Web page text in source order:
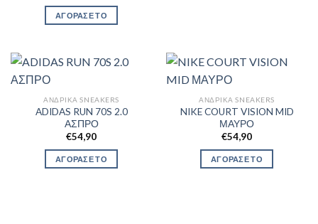
ΑΓΟΡΑΣΕ ΤΟ
ΑΝΔΡΙΚΆ SNEAKERS
ADIDAS RUN 70S 2.0
ΑΣΠΡΟ
€54,90
ΑΓΟΡΑΣΕ ΤΟ
ΑΝΔΡΙΚΆ SNEAKERS
NIKE COURT VISION MID
ΜΑΥΡΟ
€54,90
ΑΓΟΡΑΣΕ ΤΟ